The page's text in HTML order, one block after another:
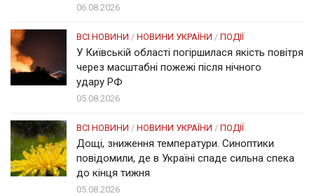
06.08.2026
ВСІ НОВИНИ / НОВИНИ УКРАЇНИ / ПОДІЇ
У Київській області погіршилася якість повітря
через масштабні пожежі після нічного
удару РФ
05.08.2026
ВСІ НОВИНИ / НОВИНИ УКРАЇНИ / ПОДІЇ
Дощі, зниження температури. Синоптики
повідомили, де в Україні спаде сильна спека
до кінця тижня
05.08.2026